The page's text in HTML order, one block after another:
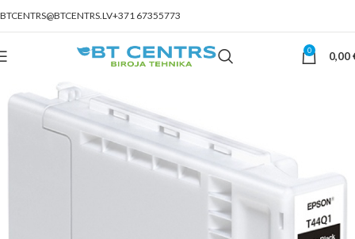
BTCENTRS@BTCENTRS.LV+371 67355773
0 0,00